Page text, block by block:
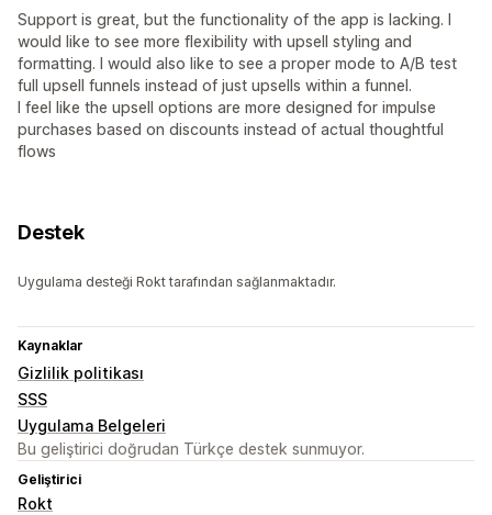
Support is great, but the functionality of the app is lacking. I
would like to see more flexibility with upsell styling and
formatting. I would also like to see a proper mode to A/B test
full upsell funnels instead of just upsells within a funnel.
I feel like the upsell options are more designed for impulse
purchases based on discounts instead of actual thoughtful
flows
Destek
Uygulama desteği Rokt tarafından sağlanmaktadır.
Kaynaklar
Gizlilik politikası
SSS
Uygulama Belgeleri
Bu geliştirici doğrudan Türkçe destek sunmuyor.
Geliştirici
Rokt